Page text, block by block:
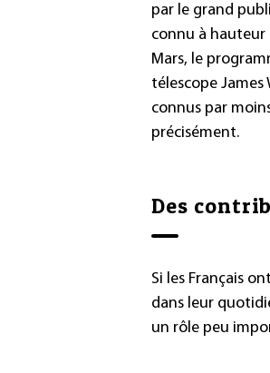
par le grand
connu à hauteur
Mars, le
télescope
connus par
précisément.
Des
Si les Français
dans leur
un rôle peu